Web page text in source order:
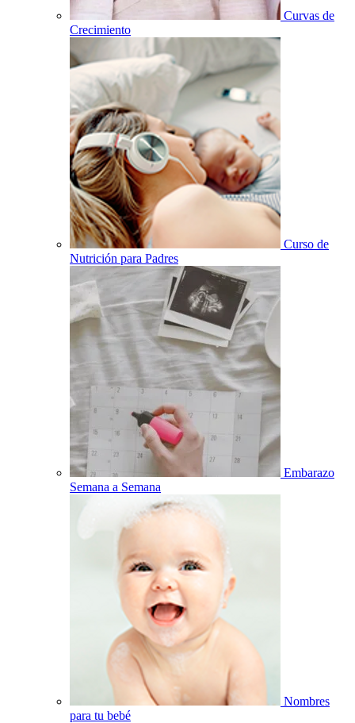
Curvas de
Crecimiento
Curso de
Nutrición para Padres
Embarazo
Semana a Semana
Nombres
para tu bebé